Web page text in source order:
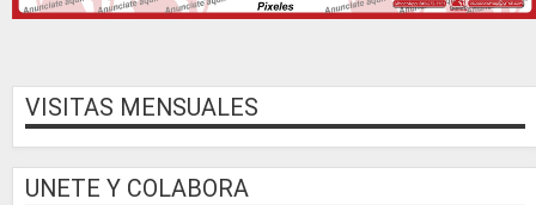
VISITAS MENSUALES
UNETE Y COLABORA